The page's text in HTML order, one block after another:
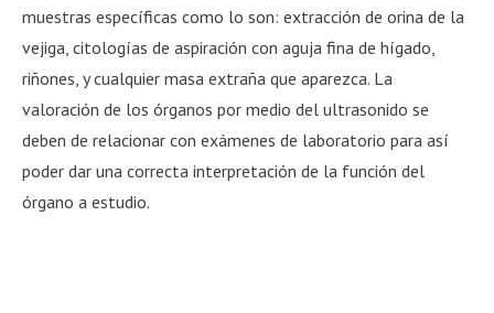
muestras específicas como lo son: extracción de orina de la
vejiga, citologías de aspiración con aguja fina de hígado,
riñones, y cualquier masa extraña que aparezca. La
valoración de los órganos por medio del ultrasonido se
deben de relacionar con exámenes de laboratorio para así
poder dar una correcta interpretación de la función del
órgano a estudio.